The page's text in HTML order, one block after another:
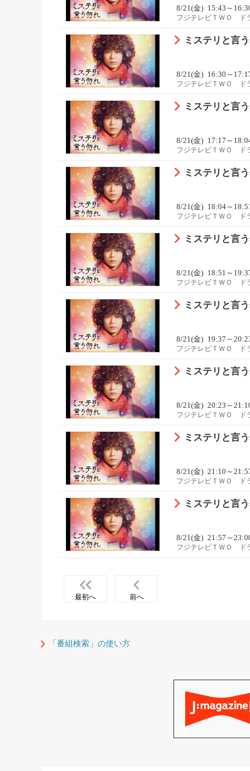
8/21(金) 15:43～
フジテレビＴＷＯ ド
ミステリと言
8/21(金) 16:30～
フジテレビＴＷＯ ド
ミステリと言
8/21(金) 17:17～
フジテレビＴＷＯ ド
ミステリと言
8/21(金) 18:04～18:51
フジテレビＴＷＯ ド
ミステリと言
8/21(金) 18:51～
フジテレビＴＷＯ ド
ミステリと言
8/21(金) 19:37～
フジテレビＴＷＯ ド
ミステリと言
8/21(金) 20:23～
フジテレビＴＷＯ ド
ミステリと言
8/21(金) 21:10～
フジテレビＴＷＯ ド
ミステリと言
8/21(金) 21:57～
フジテレビＴＷＯ ド
最初へ 前へ
「番組検索」の使い方